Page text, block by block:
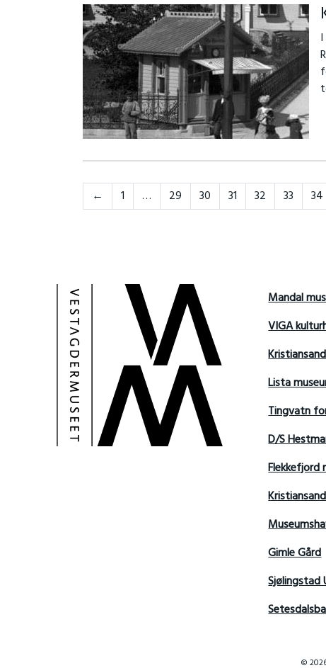
← Neste1 … 29 30 31 32 33 34
Mandal
VIGA
Lista
Tingvatn
D/S
Flekkefjord
Gimle Gård
Sjølingstad
©